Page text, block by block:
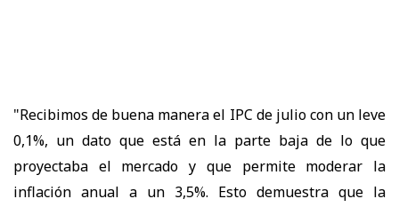
"Recibimos de buena manera el IPC de julio con un leve
0,1%, un dato que está en la parte baja de lo que
proyectaba el mercado y que permite moderar la
inflación anual a un 3,5%. Esto demuestra que la